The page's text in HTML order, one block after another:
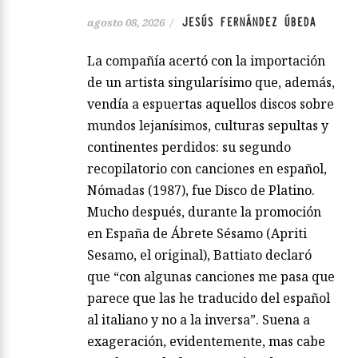
agosto 08, 2026 / JESÚS FERNÁNDEZ ÚBEDA
La compañía acertó con la importación
de un artista singularísimo que, además,
vendía a espuertas aquellos discos sobre
mundos lejanísimos, culturas sepultas y
continentes perdidos: su segundo
recopilatorio con canciones en español,
Nómadas (1987), fue Disco de Platino.
Mucho después, durante la promoción
en España de Ábrete Sésamo (Apriti
Sesamo, el original), Battiato declaró
que “con algunas canciones me pasa que
parece que las he traducido del español
al italiano y no a la inversa”. Suena a
exageración, evidentemente, mas cabe